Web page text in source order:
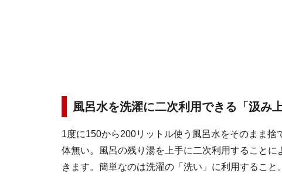
風呂水を洗濯に二次利用できる「汲み
1度に150から200リットル使う風呂水をそのまま捨
体無い。風呂の残り湯を上手に二次利用することに
きます。簡単なのは洗濯の「洗い」に利用すること。